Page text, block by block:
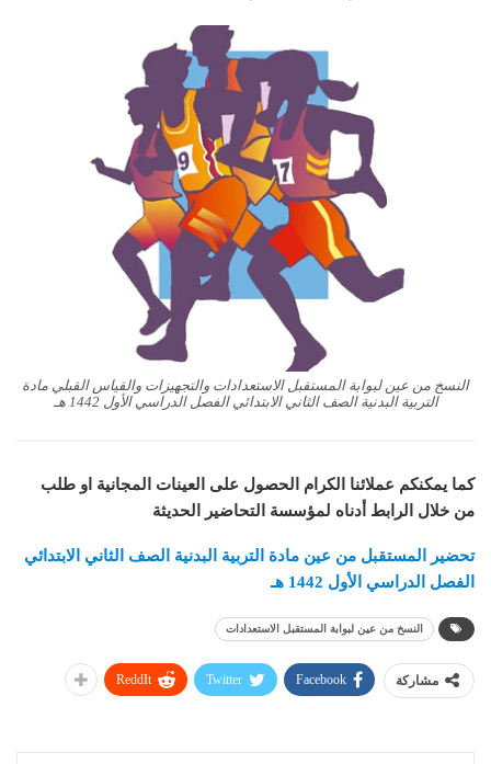
النسخ من عين لبوابة المستقبل الاستعدادات والتجهيزات والقياس القبلي مادة
التربية البدنية الصف الثاني الابتدائي الفصل الدراسي الأول 1442 هـ
كما يمكنكم عملائنا الكرام الحصول على العينات المجانية او طلب
من خلال الرابط أدناه لمؤسسة التحاضير الحديثة
تحضير المستقبل من عين مادة التربية البدنية الصف الثاني الابتدائي
الفصل الدراسي الأول 1442 هـ
النسخ من عين لبوابة المستقبل الاستعدادات
مشاركة Facebook
Twitter
ReddIt